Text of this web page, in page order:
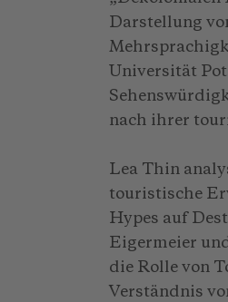
Darstellung
Universität
nach ihrer
Lea Thin
touristische
Hypes auf
Eigermeier
die Rolle von
Verständnis